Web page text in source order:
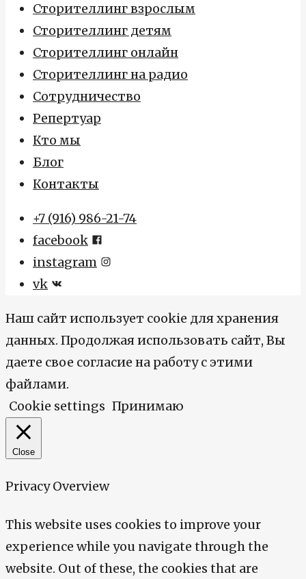
Сторителлинг взрослым
Сторителлинг детям
Сторителлинг онлайн
Сторителлинг на радио
Сотрудничество
Репертуар
Кто мы
Блог
Контакты
+7 (916) 986-21-74
facebook
instagram
vk
Наш сайт использует cookie для хранения
данных. Продолжая использовать сайт, Вы
даете свое согласие на работу с этими
файлами.
Cookie settings Принимаю
Close
Privacy Overview
This website uses cookies to improve your
experience while you navigate through the
website. Out of these, the cookies that are